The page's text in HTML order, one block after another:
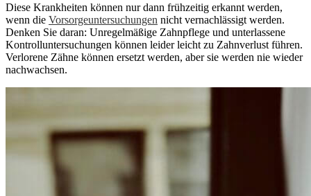
Diese Krankheiten können nur dann frühzeitig erkannt werden,
wenn die Vorsorgeuntersuchungen nicht vernachlässigt werden.
Denken Sie daran: Unregelmäßige Zahnpflege und unterlassene
Kontrolluntersuchungen können leider leicht zu Zahnverlust führen.
Verlorene Zähne können ersetzt werden, aber sie werden nie wieder
nachwachsen.